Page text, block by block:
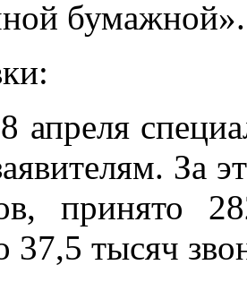
бумажной».
апреля
За
принято
37,5 тысяч